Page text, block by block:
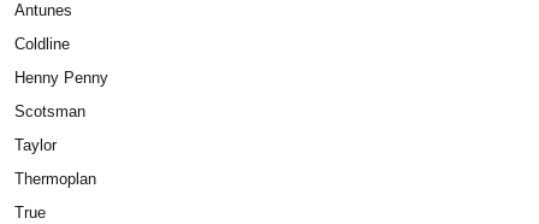
Antunes
Coldline
Henny Penny
Scotsman
Taylor
Thermoplan
True